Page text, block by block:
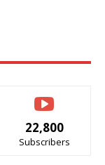
22,800
Subscribers